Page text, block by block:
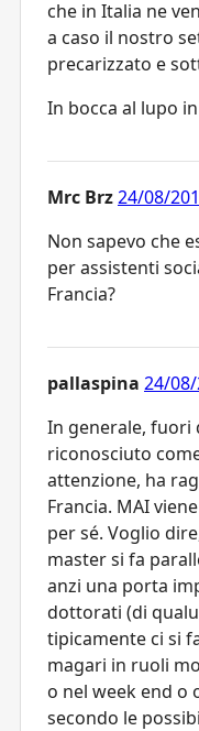
che in Italia ne
a caso il nostro
precarizzato e
In bocca al lupo
Mrc Brz24/08/
Non sapevo che
per assistenti
Francia?
pallaspina 24/
In generale, fuori
riconosciuto
attenzione, ha
Francia. MAI
per sé. Voglio
master si fa
anzi una porta
dottorati (di
tipicamente ci si
magari in ruoli
o nel week end o
secondo le